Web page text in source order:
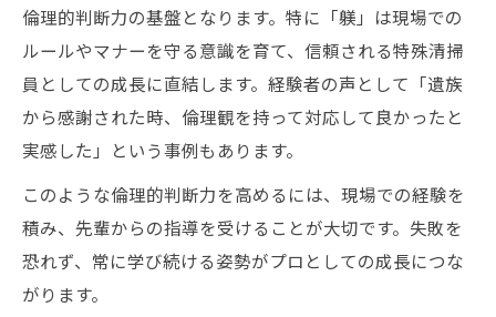
倫理的判断力の基盤となります。特に「躾」は現場での
ルールやマナーを守る意識を育て、信頼される特殊清掃
員としての成長に直結します。経験者の声として「遺族
から感謝された時、倫理観を持って対応して良かったと
実感した」という事例もあります。
このような倫理的判断力を高めるには、現場での経験を
積み、先輩からの指導を受けることが大切です。失敗を
恐れず、常に学び続ける姿勢がプロとしての成長につな
がります。